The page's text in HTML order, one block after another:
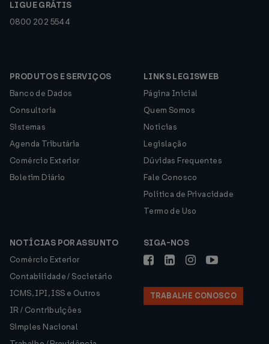
LIGUE GRÁTIS
0800 202 5544
PRODUTOS E SERVIÇOS
Banco de Dados
Consultoria
Sistemas
Agenda Tributária
Comércio Exterior
Boletim Diário
LINKS LEGISWEB
Página Inicial
Quem Somos
Notícias
Legislação
Dúvidas Frequentes
Fale Conosco
Política de Privacidade
Termo de Uso
NOTÍCIAS POR ASSUNTO
Comércio Exterior
Contabilidade / Societário
ICMS, IPI, ISS e Outros
IR / Contribuições
Simples Nacional
SIGA-NOS
TRABALHE CONOSCO